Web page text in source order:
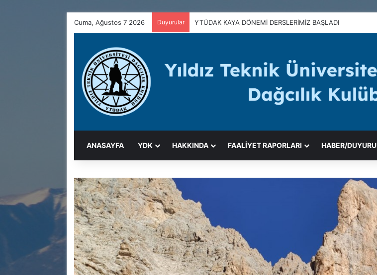
Cuma, Ağustos 7 2026 Duyurular YTÜDAK KAYA DÖNEMİ DERSLERİMİZ BAŞLADI
ANASAYFA YDK HAKKINDA FAALIYET RAPORLARI HABER/DUYURU